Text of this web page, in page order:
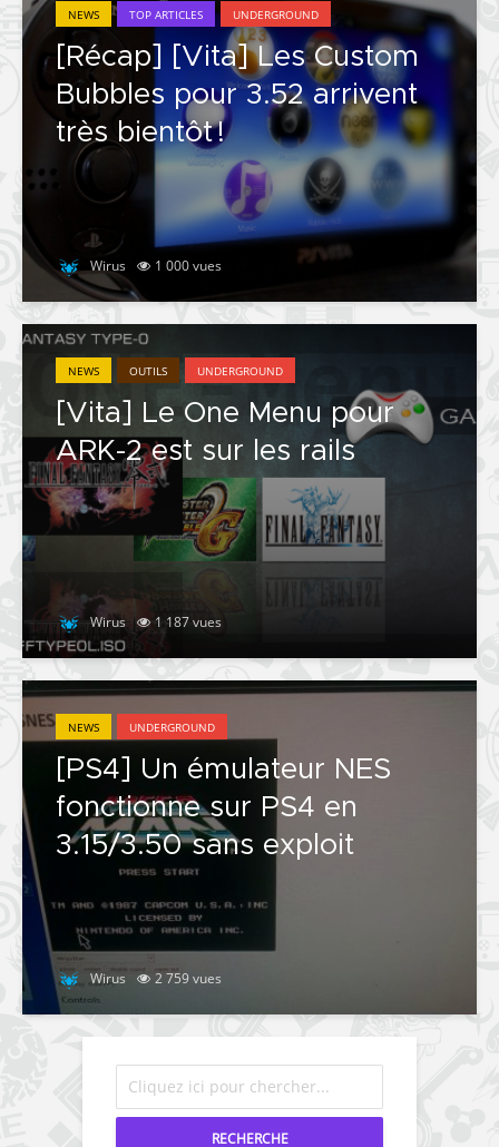
NEWS TOP ARTICLES UNDERGROUND
[Récap] [Vita] Les Custom
Bubbles pour 3.52 arrivent
très bientôt !
Wirus 1 000 vues
NEWS OUTILS UNDERGROUND
[Vita] Le One Menu pour
ARK-2 est sur les rails
Wirus 1 187 vues
NEWS UNDERGROUND
[PS4] Un émulateur NES
fonctionne sur PS4 en
3.15/3.50 sans exploit
Wirus 2 759 vues
RECHERCHE